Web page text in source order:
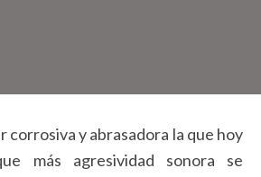
corrosiva y abrasadora la que hoy
más agresividad sonora se